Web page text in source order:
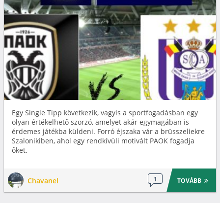
Egy Single Tipp következik, vagyis a sportfogadásban egy
olyan értékelhető szorzó, amelyet akár egymagában is
érdemes játékba küldeni. Forró éjszaka vár a brüsszeliekre
Szalonikiben, ahol egy rendkívüli motivált PAOK fogadja
őket.
Chavanel 1 TOVÁBB